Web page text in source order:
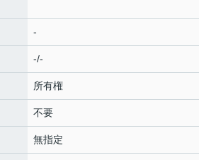
-
-/-
所有権
不要
無指定